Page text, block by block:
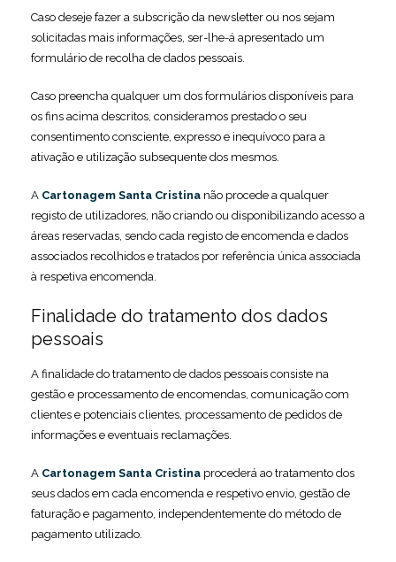
Caso deseje fazer a subscrição da newsletter ou nos sejam
solicitadas mais informações, ser-lhe-á apresentado um
formulário de recolha de dados pessoais.
Caso preencha qualquer um dos formulários disponíveis para
os fins acima descritos, consideramos prestado o seu
consentimento consciente, expresso e inequívoco para a
ativação e utilização subsequente dos mesmos.
A Cartonagem Santa Cristina não procede a qualquer
registo de utilizadores, não criando ou disponibilizando acesso a
áreas reservadas, sendo cada registo de encomenda e dados
associados recolhidos e tratados por referência única associada
à respetiva encomenda.
Finalidade do tratamento dos dados
pessoais
A finalidade do tratamento de dados pessoais consiste na
gestão e processamento de encomendas, comunicação com
clientes e potenciais clientes, processamento de pedidos de
informações e eventuais reclamações.
A Cartonagem Santa Cristina procederá ao tratamento dos
seus dados em cada encomenda e respetivo envio, gestão de
faturação e pagamento, independentemente do método de
pagamento utilizado.